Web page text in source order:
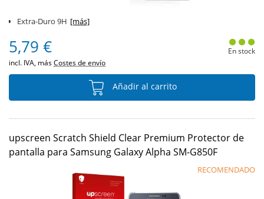
Extra-Duro 9H [más]
5,79 €
incl. IVA, másCostes de envío
En stock
Añadir al carrito
upscreen Scratch Shield Clear Premium Protector de
pantalla para Samsung Galaxy Alpha SM-G850F
RECOMENDADO